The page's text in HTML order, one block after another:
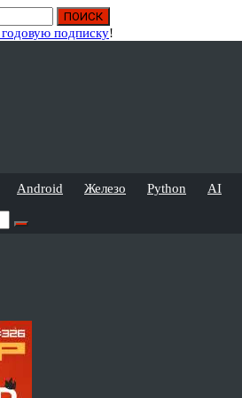
подписку!
Android Железо Python AI